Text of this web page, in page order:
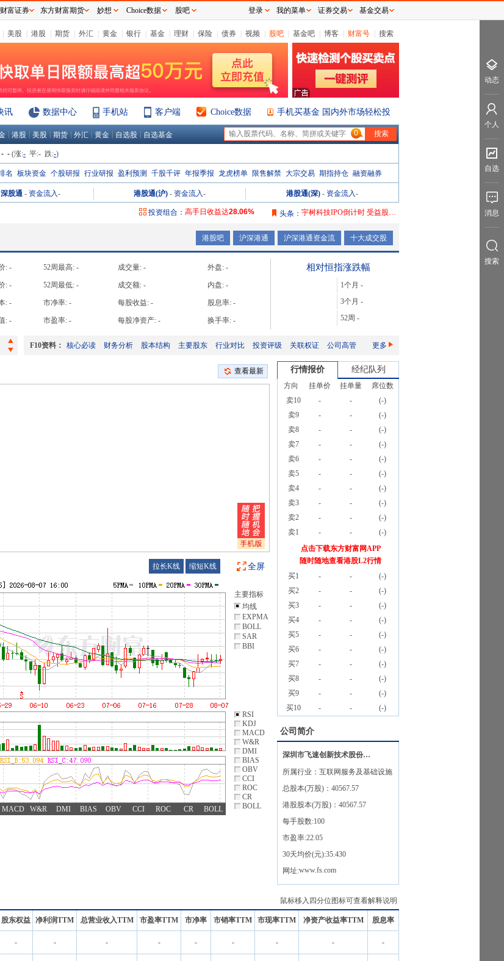
美股 港股 期货 外汇 黄金 银行 基金 理财 保险 债券 视频 股吧 基金吧 博客 财富号 搜索
讯 数据中心 手机站 客户端 Choice数据 手机买基金 国内外市场轻松投
港股 美股 期货 外汇 黄金 自选股 自选基金 0
- (涨:- 平:- 跌:-)
名 板块资金 个股研报 行业研报 盈利预测 千股千评 年报季报 龙虎榜单 限售解禁 大宗交易 期指持仓 融资融券
深股通 - 资金流入- 港股通(沪) - 资金流入- 港股通(深) - 资金流入-
投资组合： 高手日收益达28.06%
高手周收益达106.08%
高手月收益达165.76%
高手年收益达
高手日收益达
高手周收益达
头条： 宇树科技IPO倒计时 受益股曝光
港股吧 沪深港通 沪深港通资金流 十大成交股
: - 52周最高: - 成交量: - 外盘: -
: - 52周最低: - 成交额: - 内盘: -
: - 市净率: - 每股收益: - 股息率: -
: - 市盈率: - 每股净资产: - 换手率: -
相对恒指涨跌幅
1个月 -
3个月 -
52周 -
F10资料： 核心必读 财务分析 股本结构 主要股东 行业对比 投资评级 关联权证 公司高管 更多
查看最新
拉长K线 缩短K线 全屏
主要指标
均线
EXPMA
BOLL
SAR
BBI
RSI
KDJ
MACD
W&R
DMI
BIAS
OBV
CCI
ROC
CR
BOLL
MACD W&R DMI BIAS OBV CCI ROC CR BOLL
行情报价 经纪队列
方向 挂单价 挂单量
席位数
卖10
- - (-)
卖9
- - (-)
卖8
- - (-)
卖7
- - (-)
卖6
- - (-)
卖5
- - (-)
卖4
- - (-)
卖3
- - (-)
卖2
- - (-)
卖1
- - (-)
点击下载东方财富网APP
随时随地查看港股L2行情
买1
- - (-)
买2
- - (-)
买3
- - (-)
买4
- - (-)
买5
- - (-)
买6
- - (-)
买7
- - (-)
买8
- - (-)
买9
- - (-)
买10
- - (-)
公司简介
深圳市飞速创新技术股份有限公司
所属行业： 互联网服务及基础设施
总股本(万股)： 40567.57
港股股本(万股)： 40567.57
每手股数:100
市盈率:22.05
30天均价(元):35.430
网址:www.fs.com
鼠标移入四分位图标可查看解释说明
股东权益 净利润TTM 总营业收入TTM 市盈率TTM 市净率 市销率TTM 市现率TTM 净资产收益率TTM 股息率
- - - - - - - - -
富证券 东方财富期货 妙想 Choice数据 股吧 登录 我的菜单 证券交易 基金交易
动态
个人
自选
消息
搜索